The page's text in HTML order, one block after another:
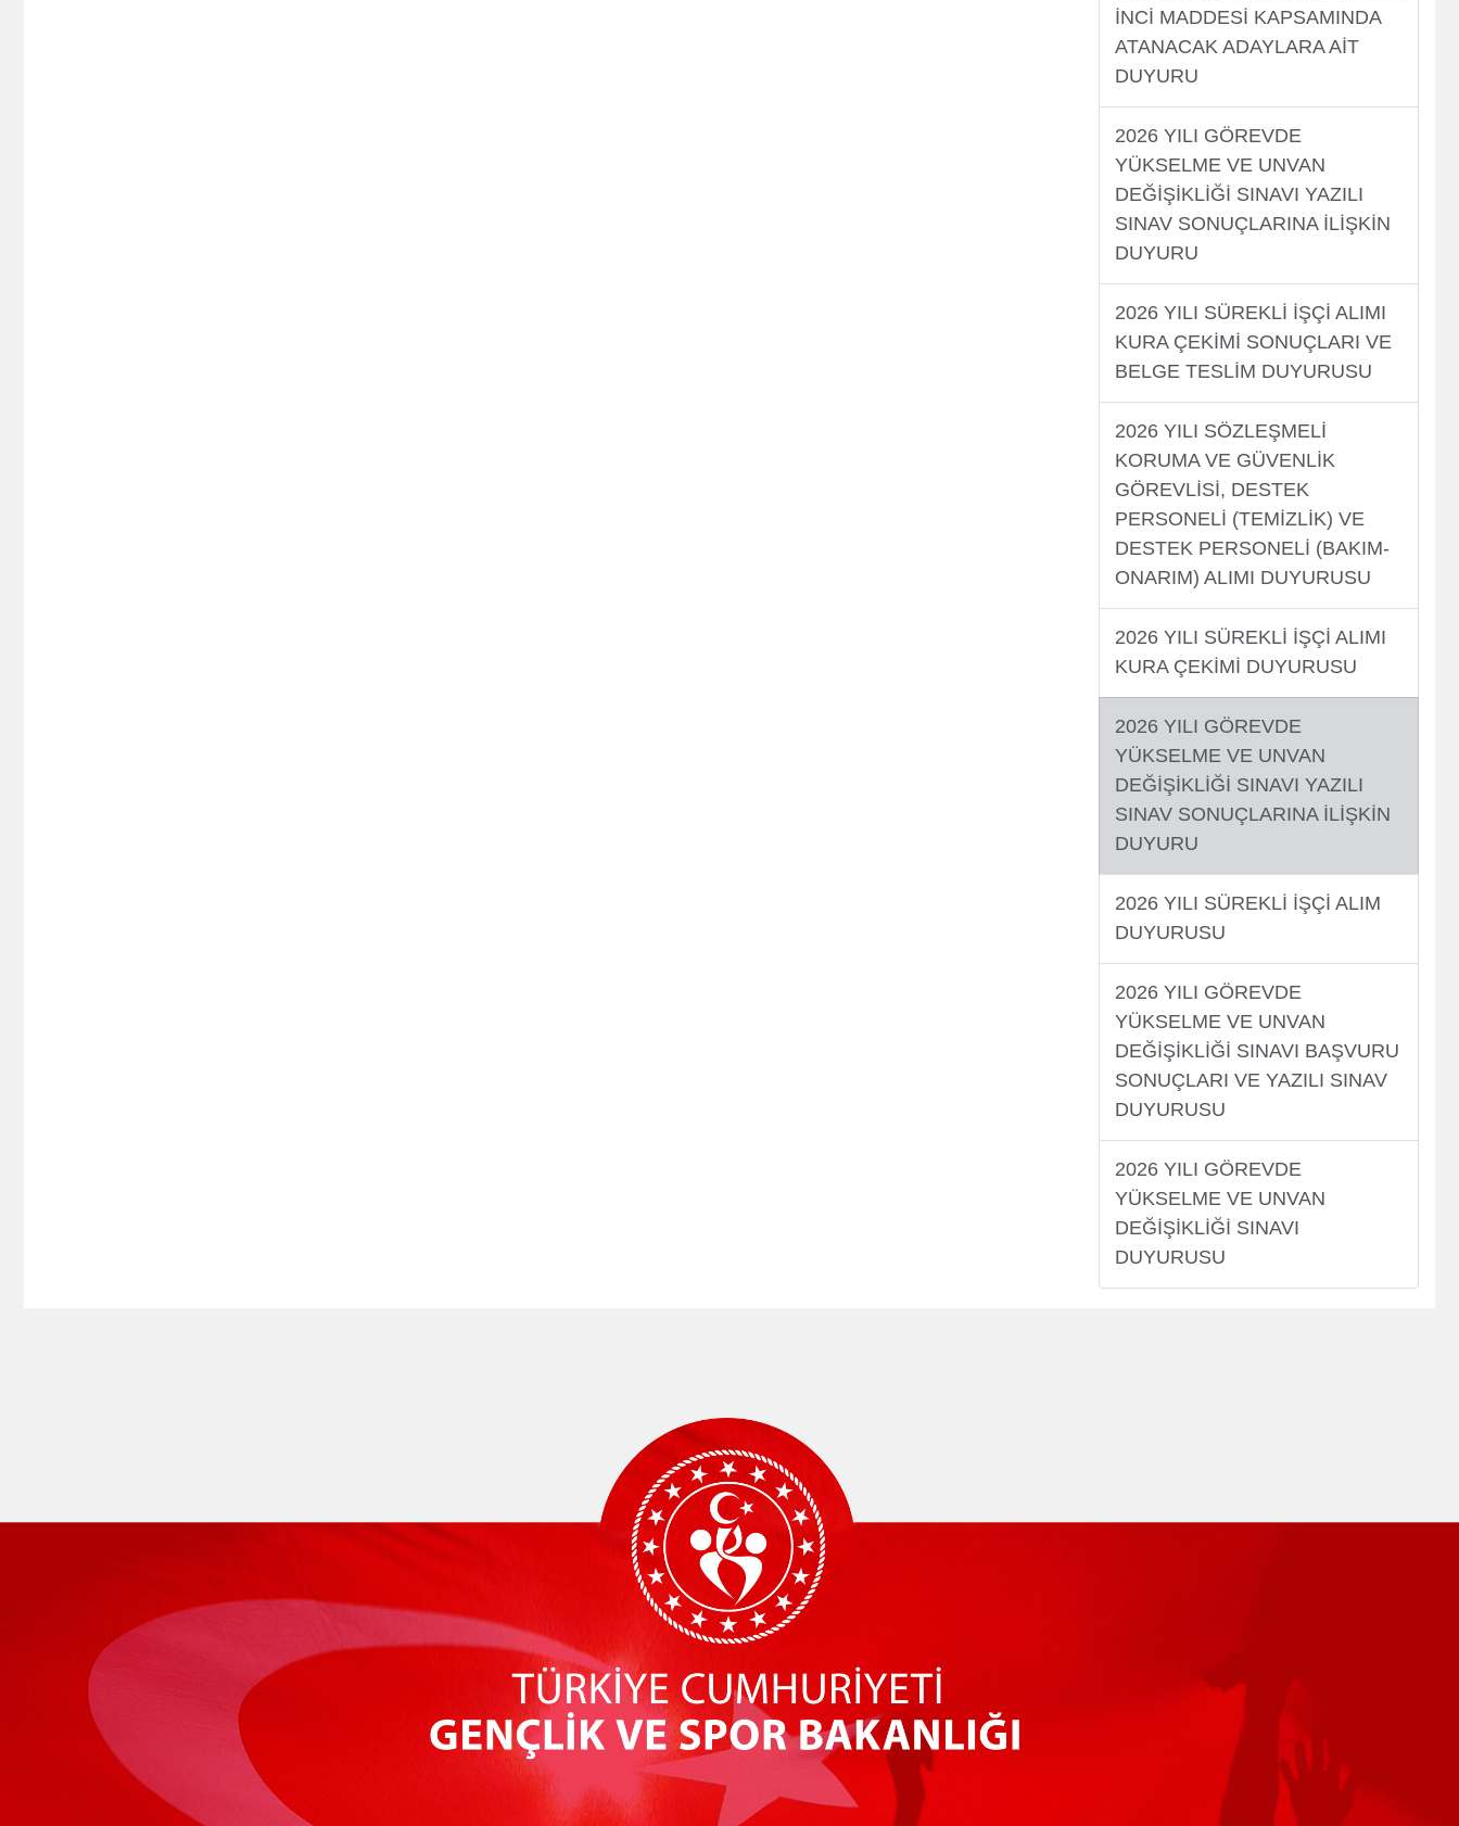
İNCİ MADDESİ KAPSAMINDA
ATANACAK ADAYLARA AİT
DUYURU
2026 YILI GÖREVDE
YÜKSELME VE UNVAN
DEĞİŞİKLİĞİ SINAVI YAZILI
SINAV SONUÇLARINA İLİŞKİN
DUYURU
2026 YILI SÜREKLİ İŞÇİ ALIMI
KURA ÇEKİMİ SONUÇLARI VE
BELGE TESLİM DUYURUSU
2026 YILI SÖZLEŞMELİ
KORUMA VE GÜVENLİK
GÖREVLİSİ, DESTEK
PERSONELİ (TEMİZLİK) VE
DESTEK PERSONELİ (BAKIM-
ONARIM) ALIMI DUYURUSU
2026 YILI SÜREKLİ İŞÇİ ALIMI
KURA ÇEKİMİ DUYURUSU
2026 YILI GÖREVDE
YÜKSELME VE UNVAN
DEĞİŞİKLİĞİ SINAVI YAZILI
SINAV SONUÇLARINA İLİŞKİN
DUYURU
2026 YILI SÜREKLİ İŞÇİ ALIM
DUYURUSU
2026 YILI GÖREVDE
YÜKSELME VE UNVAN
DEĞİŞİKLİĞİ SINAVI BAŞVURU
SONUÇLARI VE YAZILI SINAV
DUYURUSU
2026 YILI GÖREVDE
YÜKSELME VE UNVAN
DEĞİŞİKLİĞİ SINAVI
DUYURUSU